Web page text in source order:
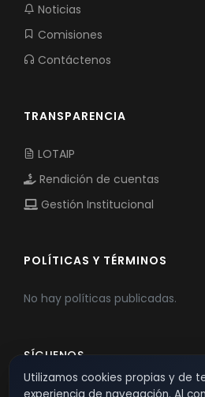
Noticias
Comisiones
Contáctenos
TRANSPARENCIA
LOTAIP
Rendición de cuentas
Gestión Institucional
POLÍTICAS Y TÉRMINOS
No hay políticas publicadas.
SÍGUENOS
Utilizamos cookies propias y de